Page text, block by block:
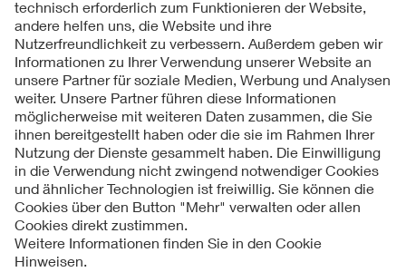
Folgen Sie uns
Kontakte
Service
Impressum
Datenschutzinformationen